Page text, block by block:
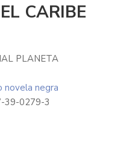
CARIBE
PLANETA
novela negra
39-0279-3